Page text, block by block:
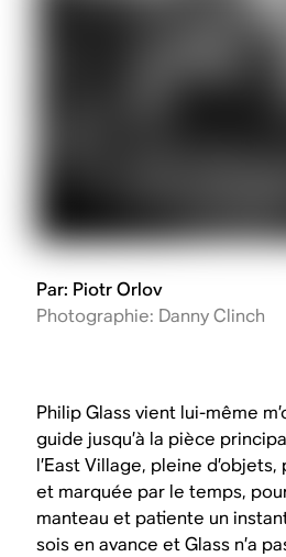
Par: Piotr Orlov
Photographie: Danny Clinch
Philip Glass vient lui-même
guide jusqu’à la pièce
l’East Village, pleine
et marquée par le temps,
manteau et patiente un
sois en avance et Glass n’a